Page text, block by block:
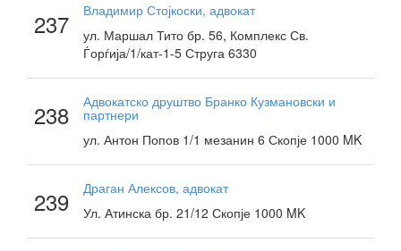
237
Владимир Стојкоски, адвокат
ул. Маршал Тито бр. 56, Комплекс Св.
Ѓорѓија/1/кат-1-5 Струга 6330
238 Адвокатско друштво Бранко Кузмановски и
партнери
ул. Антон Попов 1/1 мезанин 6 Скопје 1000 MK
239
Драган Алексов, адвокат
Ул. Атинска бр. 21/12 Скопје 1000 MK